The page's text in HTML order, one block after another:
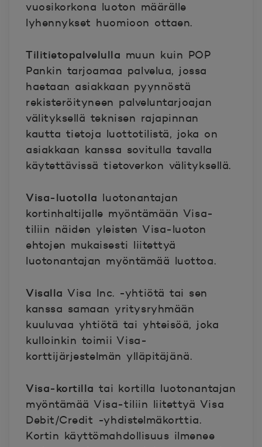
vuosikorkona luoton määrälle
lyhennykset huomioon ottaen.
Tilitietopalvelulla muun kuin POP
Pankin tarjoamaa palvelua, jossa
haetaan asiakkaan pyynnöstä
rekisteröityneen palveluntarjoajan
välityksellä teknisen rajapinnan
kautta tietoja luottotilistä, joka on
asiakkaan kanssa sovitulla tavalla
käytettävissä tietoverkon välityksellä.
Visa-luotolla luotonantajan
kortinhaltijalle myöntämään Visa-
tiliin näiden yleisten Visa-luoton
ehtojen mukaisesti liitettyä
luotonantajan myöntämää luottoa.
Visalla Visa Inc. -yhtiötä tai sen
kanssa samaan yritysryhmään
kuuluvaa yhtiötä tai yhteisöä, joka
kulloinkin toimii Visa-
korttijärjestelmän ylläpitäjänä.
Visa-kortilla tai kortilla luotonantajan
myöntämää Visa-tiliin liitettyä Visa
Debit/Credit -yhdistelmäkorttia.
Kortin käyttömahdollisuus ilmenee